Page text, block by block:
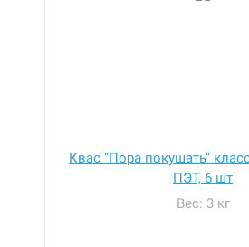
Квас "Пора покушать"
ПЭТ, 6 шт
Вес: 3 кг